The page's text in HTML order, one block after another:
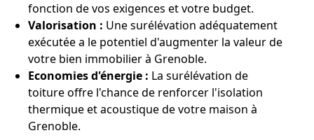
fonction de vos exigences et votre budget.
Valorisation : Une surélévation adéquatement
exécutée a le potentiel d'augmenter la valeur de
votre bien immobilier à Grenoble.
Economies d'énergie : La surélévation de
toiture offre l'chance de renforcer l'isolation
thermique et acoustique de votre maison à
Grenoble.